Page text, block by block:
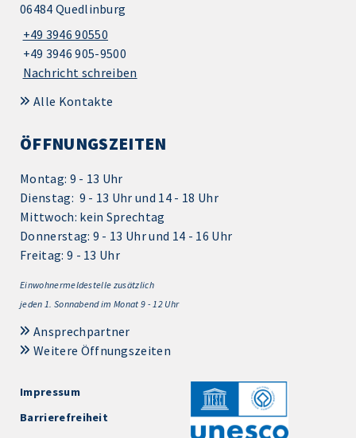
06484 Quedlinburg
+49 3946 90550
+49 3946 905-9500
Nachricht schreiben
Alle Kontakte
ÖFFNUNGSZEITEN
Montag: 9 - 13 Uhr
Dienstag: 9 - 13 Uhr und 14 - 18 Uhr
Mittwoch: kein Sprechtag
Donnerstag: 9 - 13 Uhr und 14 - 16 Uhr
Freitag: 9 - 13 Uhr
Einwohnermeldestelle zusätzlich
jeden 1. Sonnabend im Monat 9 - 12 Uhr
Ansprechpartner
Weitere Öffnungszeiten
Impressum
Barrierefreiheit